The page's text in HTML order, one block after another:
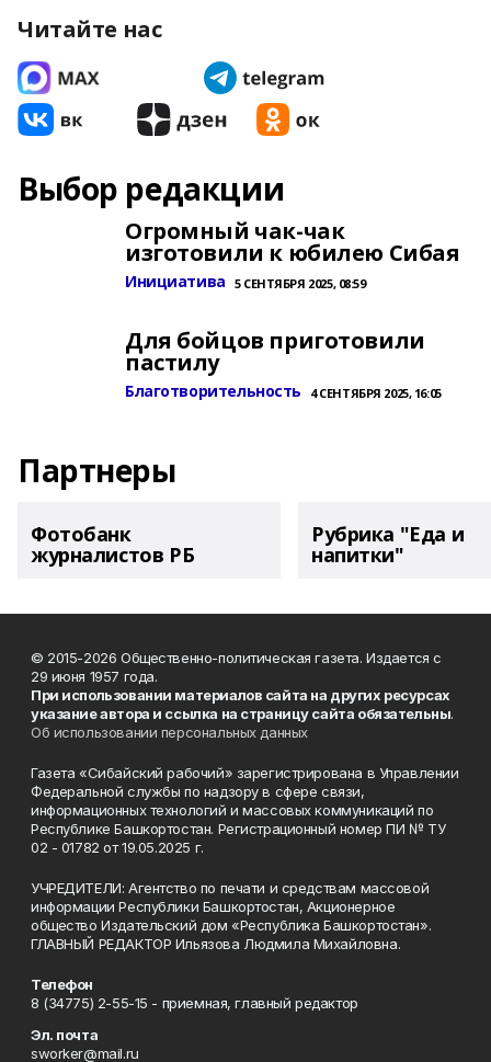
Читайте нас
Выбор редакции
Огромный чак-чак
изготовили к юбилею Сибая
Инициатива 5 СЕНТЯБРЯ 2025, 08:59
Для бойцов приготовили
пастилу
Благотворительность 4 СЕНТЯБРЯ 2025, 16:05
Партнеры
Фотобанк
журналистов РБ
Рубрика "Еда и
напитки"
© 2015-2026 Общественно-политическая газета. Издается с
29 июня 1957 года.
При использовании материалов сайта на других ресурсах
указание автора и ссылка на страницу сайта обязательны.
Об использовании персональных данных
Газета «Сибайский рабочий» зарегистрирована в Управлении
Федеральной службы по надзору в сфере связи,
информационных технологий и массовых коммуникаций по
Республике Башкортостан. Регистрационный номер ПИ № ТУ
02 - 01782 от 19.05.2025 г.
УЧРЕДИТЕЛИ: Агентство по печати и средствам массовой
информации Республики Башкортостан, Акционерное
общество Издательский дом «Республика Башкортостан».
ГЛАВНЫЙ РЕДАКТОР Ильязова Людмила Михайловна.
Телефон
8 (34775) 2-55-15 - приемная, главный редактор
Эл. почта
sworker@mail.ru